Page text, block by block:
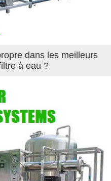
dans les meilleurs
à eau ?